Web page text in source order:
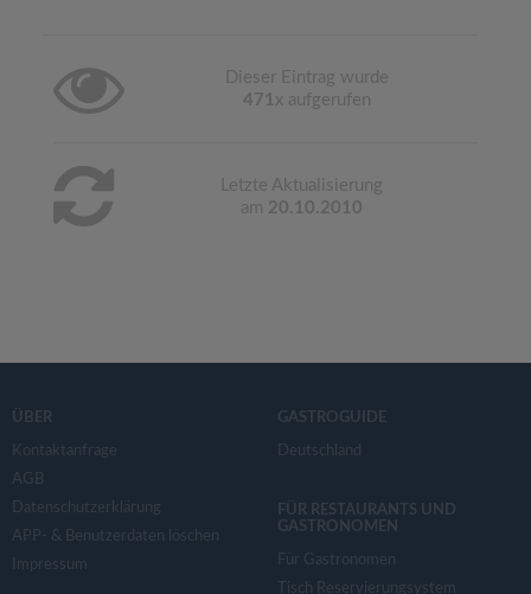
Dieser Eintrag wurde
471 x aufgerufen
Letzte Aktualisierung
am 20.10.2010
ÜBER
Kontaktanfrage
AGB
Datenschutzerklärung
APP- & Benutzerdaten löschen
Impressum
GASTROGUIDE
Deutschland
FÜR RESTAURANTS UND
GASTRONOMEN
Für Gastronomen
Tisch Reservierungsystem